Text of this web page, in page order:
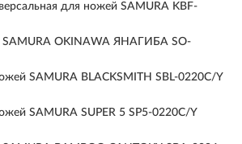
для ножей SAMURA KBF-
OKINAWA ЯНАГИБА SO-
SAMURA BLACKSMITH SBL-0220C/Y
SAMURA SUPER 5 SP5-0220C/Y